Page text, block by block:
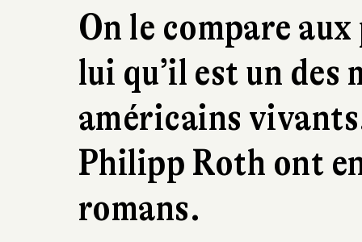
On le compare
lui qu’il est un
américains
Philipp Roth ont
romans.